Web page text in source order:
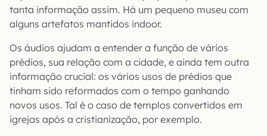
tanta informação assim. Há um pequeno museu com
alguns artefatos mantidos indoor.
Os áudios ajudam a entender a função de vários
prédios, sua relação com a cidade, e ainda tem outra
informação crucial: os vários usos de prédios que
tinham sido reformados com o tempo ganhando
novos usos. Tal é o caso de templos convertidos em
igrejas após a cristianização, por exemplo.